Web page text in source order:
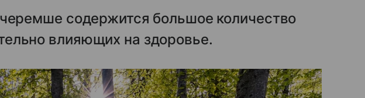
содержится большое количество
влияющих на здоровье.